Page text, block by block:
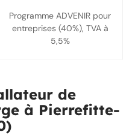
Programme ADVENIR pour
entreprises (40%), TVA à
5,5%
de
à Pierrefitte-